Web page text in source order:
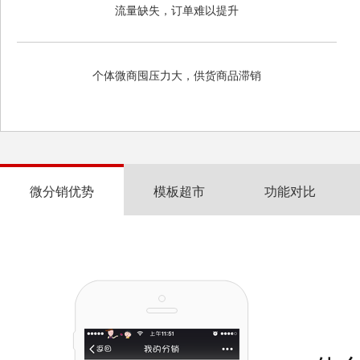
流量缺失，订单难以提升
个体微商囤压力大，供货商品滞销
微分销优势 模板超市 功能对比